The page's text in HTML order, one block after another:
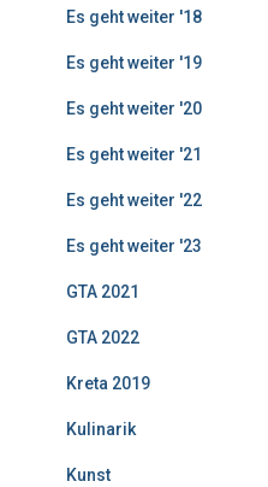
Es geht weiter '18
Es geht weiter '19
Es geht weiter '20
Es geht weiter '21
Es geht weiter '22
Es geht weiter '23
GTA 2021
GTA 2022
Kreta 2019
Kulinarik
Kunst